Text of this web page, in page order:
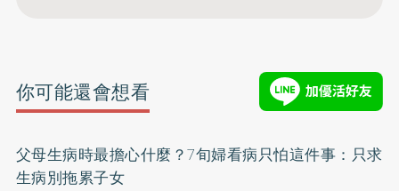
你可能還會想看
父母生病時最擔心什麼？7旬婦看病只怕這件事：只求
生病別拖累子女